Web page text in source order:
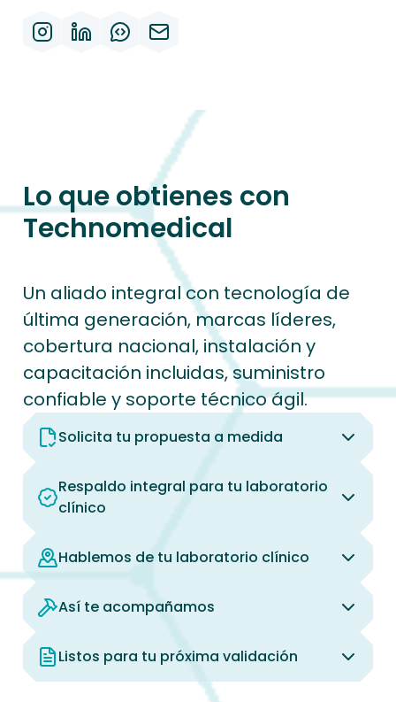
Lo que obtienes con
Technomedical
Un aliado integral con tecnología de
última generación, marcas líderes,
cobertura nacional, instalación y
capacitación incluidas, suministro
confiable y soporte técnico ágil.
Solicita tu propuesta a medida
Respaldo integral para tu laboratorio
clínico
Hablemos de tu laboratorio clínico
Así te acompañamos
Listos para tu próxima validación